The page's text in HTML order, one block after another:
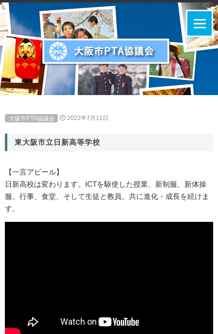
大阪市PTA協議会 2022年7月11日
東大阪市立日新高等学校
【一言アピール】
日新高校は変わります。ICTを駆使した授業、新制服、新体操
服、行事、食堂、そして生徒と教員。共に進化・成長を続けま
す。